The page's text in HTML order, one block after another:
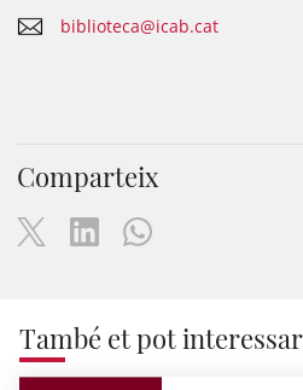
biblioteca@icab.cat
Comparteix
També et pot interessar